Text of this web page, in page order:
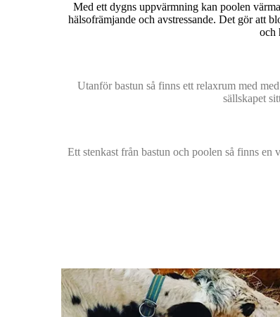
Med ett dygns uppvärmning kan poolen
hälsofrämjande och avstressande. Det gör att
och
Utanför bastun så finns ett relaxrum med
sällskapet
Ett stenkast från bastun och poolen så finns